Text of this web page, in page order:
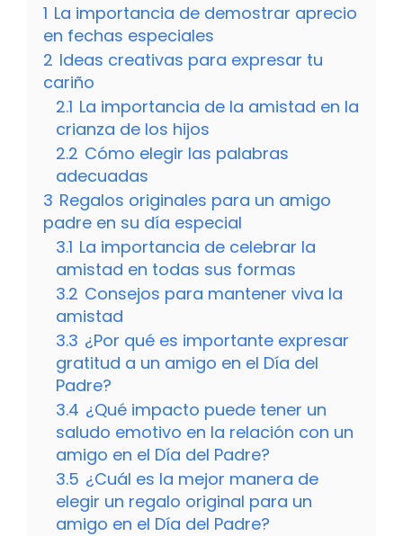
1 La importancia de demostrar aprecio
en fechas especiales
2 Ideas creativas para expresar tu
cariño
2.1 La importancia de la amistad en la
crianza de los hijos
2.2 Cómo elegir las palabras
adecuadas
3 Regalos originales para un amigo
padre en su día especial
3.1 La importancia de celebrar la
amistad en todas sus formas
3.2 Consejos para mantener viva la
amistad
3.3 ¿Por qué es importante expresar
gratitud a un amigo en el Día del
Padre?
3.4 ¿Qué impacto puede tener un
saludo emotivo en la relación con un
amigo en el Día del Padre?
3.5 ¿Cuál es la mejor manera de
elegir un regalo original para un
amigo en el Día del Padre?